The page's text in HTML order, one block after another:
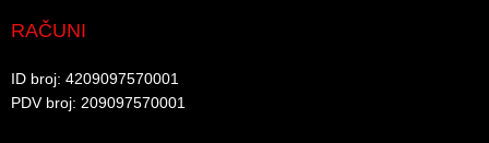
RAČUNI
ID broj: 4209097570001​
PDV broj: 209097570001 ​